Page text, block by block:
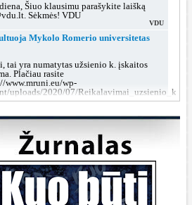
Šiuo klausimu parašykite laišką
Sėkmės! VDU
VDU
Mykolo Romerio universitetas
tai yra numatytas užsienio k. įskaitos
Plačiau rasite
www.mruni.eu/wp-
uploads/2020/07/
MRU konsultacijos
Lietuvos sveikatos mokslų
diena, tokiu klausimu rekomenduojame po
pasirašymo kreiptis į dekanatą prieš
suformavimą arba teikti prašymą dėl
keitimo, kai grupės jau bus aiškios.
LSMU SRT
Klaipėdos valstybinė kolegija